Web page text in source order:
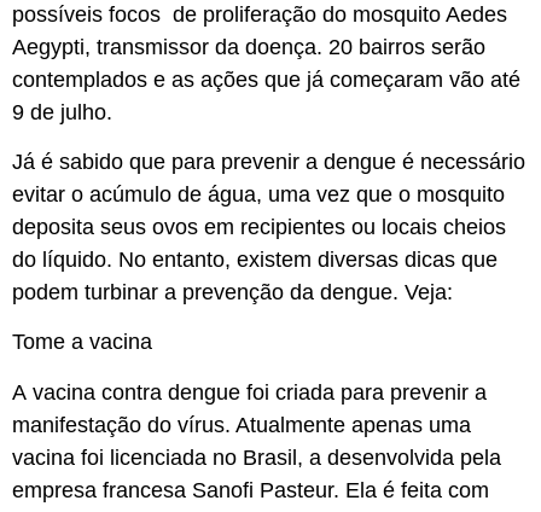
possíveis focos de proliferação do mosquito Aedes
Aegypti, transmissor da doença. 20 bairros serão
contemplados e as ações que já começaram vão até
9 de julho.
Já é sabido que para prevenir a dengue é necessário
evitar o acúmulo de água, uma vez que o mosquito
deposita seus ovos em recipientes ou locais cheios
do líquido. No entanto, existem diversas dicas que
podem turbinar a prevenção da dengue. Veja:
Tome a vacina
A vacina contra dengue foi criada para prevenir a
manifestação do vírus. Atualmente apenas uma
vacina foi licenciada no Brasil, a desenvolvida pela
empresa francesa Sanofi Pasteur. Ela é feita com